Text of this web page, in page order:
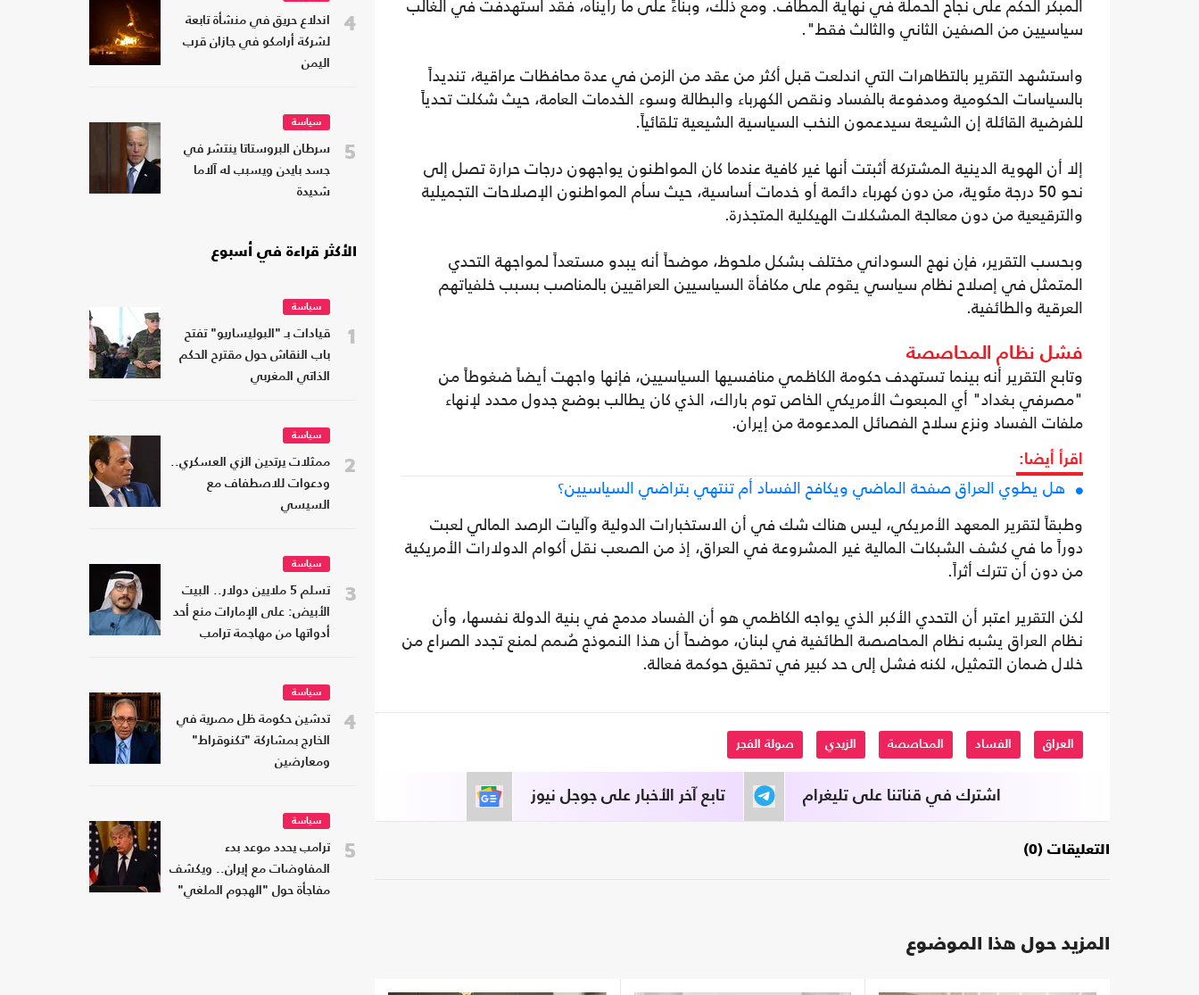
المبكر الحكم على نجاح الحملة في نهاية المطاف. ومع ذلك، وبناءً على ما رأيناه، فقد استهدفت في الغالب
سياسيين من الصفين الثاني والثالث فقط".
واستشهد التقرير بالتظاهرات التي اندلعت قبل أكثر من عقد من الزمن في عدة محافظات عراقية، تنديداً
بالسياسات الحكومية ومدفوعة بالفساد ونقص الكهرباء والبطالة وسوء الخدمات العامة، حيث شكلت تحدياً
للفرضية القائلة إن الشيعة سيدعمون النخب السياسية الشيعية تلقائياً.
إلا أن الهوية الدينية المشتركة أثبتت أنها غير كافية عندما كان المواطنون يواجهون درجات حرارة تصل إلى
نحو 50 درجة مئوية، من دون كهرباء دائمة أو خدمات أساسية، حيث سأم المواطنون الإصلاحات التجميلية
والترقيعية من دون معالجة المشكلات الهيكلية المتجذرة.
وبحسب التقرير، فإن نهج السوداني مختلف بشكل ملحوظ، موضحاً أنه يبدو مستعداً لمواجهة التحدي
المتمثل في إصلاح نظام سياسي يقوم على مكافأة السياسيين العراقيين بالمناصب بسبب خلفياتهم
العرقية والطائفية.
فشل نظام المحاصصة
وتابع التقرير أنه بينما تستهدف حكومة الكاظمي منافسيها السياسيين، فإنها واجهت أيضاً ضغوطاً من
"مصرفي بغداد" أي المبعوث الأمريكي الخاص توم باراك، الذي كان يطالب بوضع جدول محدد لإنهاء
ملفات الفساد ونزع سلاح الفصائل المدعومة من إيران.
اقرأ أيضا:
هل يطوي العراق صفحة الماضي ويكافح الفساد أم تنتهي بتراضي السياسيين؟
وطبقاً لتقرير المعهد الأمريكي، ليس هناك شك في أن الاستخبارات الدولية وآليات الرصد المالي لعبت
دوراً ما في كشف الشبكات المالية غير المشروعة في العراق، إذ من الصعب نقل أكوام الدولارات الأمريكية
من دون أن تترك أثراً.
لكن التقرير اعتبر أن التحدي الأكبر الذي يواجه الكاظمي هو أن الفساد مدمج في بنية الدولة نفسها، وأن
نظام العراق يشبه نظام المحاصصة الطائفية في لبنان، موضحاً أن هذا النموذج صُمم لمنع تجدد الصراع من
خلال ضمان التمثيل، لكنه فشل إلى حد كبير في تحقيق حوكمة فعالة.
العراق الفساد المحاصصة الزيدي صولة الفجر
تابع آخر الأخبار على جوجل نيوز اشترك في قناتنا على تليغرام
التعليقات (0)
المزيد حول هذا الموضوع
4
اندلاع حريق في منشأة تابعة
لشركة أرامكو في جازان قرب
اليمن
5
سياسة
سرطان البروستاتا ينتشر في
جسد بايدن ويسبب له آلاما
شديدة
الأكثر قراءة في أسبوع
1
سياسة
قيادات بـ "البوليساريو" تفتح
باب النقاش حول مقترح الحكم
الذاتي المغربي
2
سياسة
ممثلات يرتدين الزي العسكري..
ودعوات للاصطفاف مع
السيسي
3
سياسة
تسلم 5 ملايين دولار.. البيت
الأبيض: على الإمارات منع أحد
أدواتها من مهاجمة ترامب
4
سياسة
تدشين حكومة ظل مصرية في
الخارج بمشاركة "تكنوقراط"
ومعارضين
5
سياسة
ترامب يحدد موعد بدء
المفاوضات مع إيران.. ويكشف
مفاجأة حول "الهجوم الملغي"